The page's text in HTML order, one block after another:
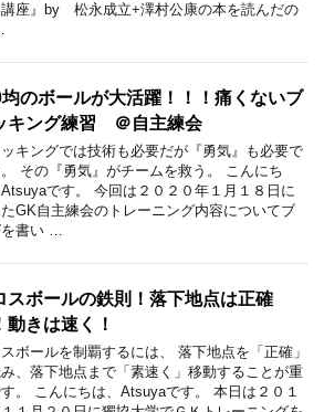
座』by 松永成立+澤村公康の本を読んだの
のボールが大活躍！！！痛くないブ
キング練習 ＠自主練会
キングでは技術も必要だが『勇気』も必要で
その『勇気』がチームを救う。 こんにち
です。 今回は２０２０年１月１８日に
GK自主練会のトレーニング内容についてブ
を書い …
スボールの鉄則！落下地点は正確
動きは速く！
ボールを制覇するには、 落下地点を「正確」
、落下地点まで「素速く」移動することが重
。 こんにちは、Atsuyaです。 本日は２０１